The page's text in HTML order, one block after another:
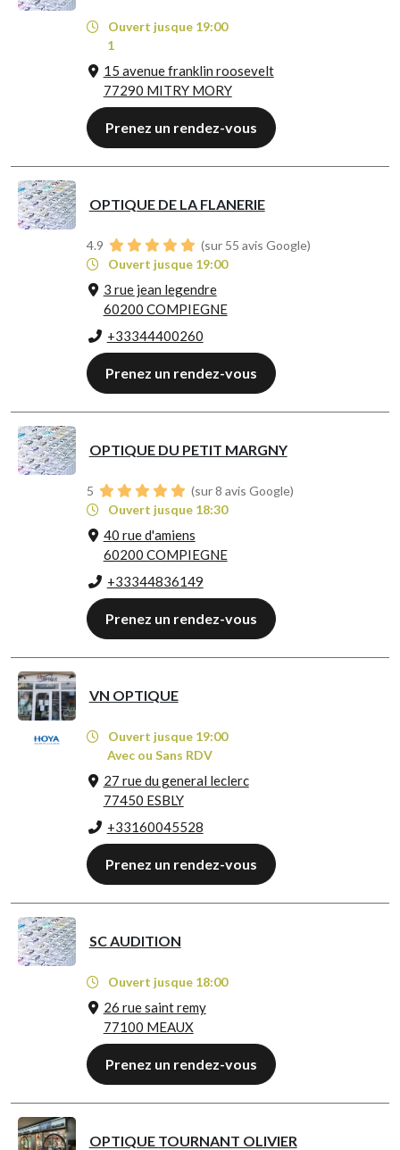
Ouvert jusque 19:00
1
15 avenue franklin roosevelt
77290 MITRY MORY
Prenez un rendez-vous
OPTIQUE DE LA FLANERIE
4.9
(sur 55 avis Google)
Ouvert jusque 19:00
3 rue jean legendre
60200 COMPIEGNE
+33344400260
Prenez un rendez-vous
OPTIQUE DU PETIT MARGNY
5
(sur 8 avis Google)
Ouvert jusque 18:30
40 rue d'amiens
60200 COMPIEGNE
+33344836149
Prenez un rendez-vous
VN OPTIQUE
Ouvert jusque 19:00
Avec ou Sans RDV
27 rue du general leclerc
77450 ESBLY
+33160045528
Prenez un rendez-vous
SC AUDITION
Ouvert jusque 18:00
26 rue saint remy
77100 MEAUX
Prenez un rendez-vous
OPTIQUE TOURNANT OLIVIER